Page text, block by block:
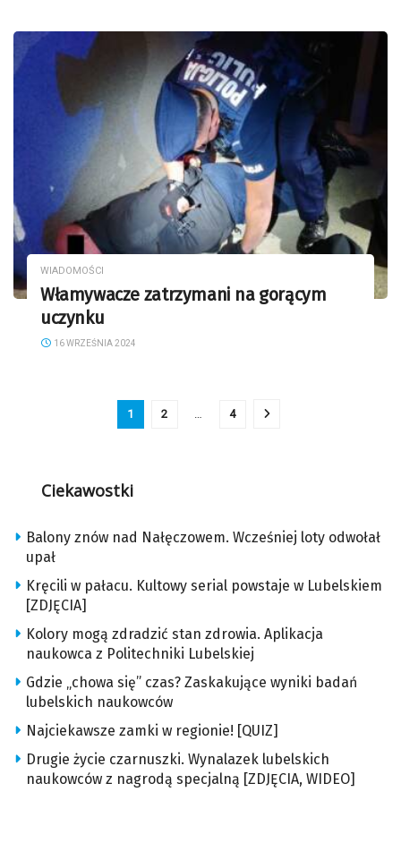
WIADOMOŚCI
Włamywacze zatrzymani na gorącym
uczynku
16 WRZEŚNIA 2024
1 2 … 4
Ciekawostki
Balony znów nad Nałęczowem. Wcześniej loty odwołał
upał
Kręcili w pałacu. Kultowy serial powstaje w Lubelskiem
[ZDJĘCIA]
Kolory mogą zdradzić stan zdrowia. Aplikacja
naukowca z Politechniki Lubelskiej
Gdzie „chowa się” czas? Zaskakujące wyniki badań
lubelskich naukowców
Najciekawsze zamki w regionie! [QUIZ]
Drugie życie czarnuszki. Wynalazek lubelskich
naukowców z nagrodą specjalną [ZDJĘCIA, WIDEO]